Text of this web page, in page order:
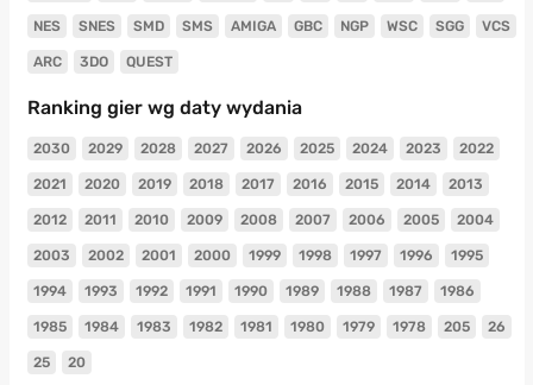
NES SNES SMD SMS AMIGA GBC NGP WSC SGG VCS
ARC 3DO QUEST
Ranking gier wg daty wydania
2030 2029 2028 2027 2026 2025 2024 2023 2022
2021 2020 2019 2018 2017 2016 2015 2014 2013
2012 2011 2010 2009 2008 2007 2006 2005 2004
2003 2002 2001 2000 1999 1998 1997 1996 1995
1994 1993 1992 1991 1990 1989 1988 1987 1986
1985 1984 1983 1982 1981 1980 1979 1978 205 26
25 20